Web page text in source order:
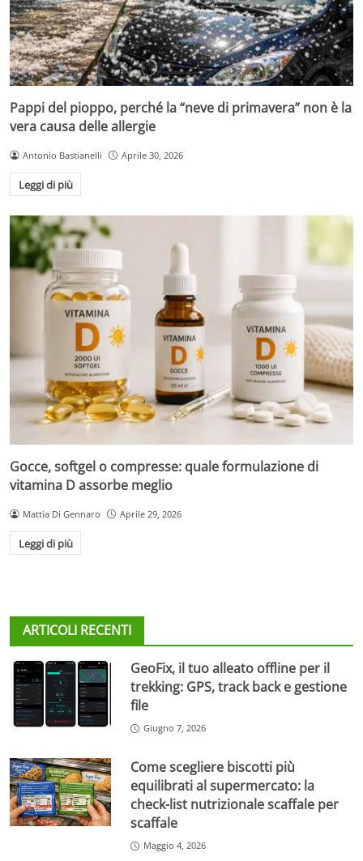
Pappi del pioppo, perché la “neve di primavera” non è la
vera causa delle allergie
Antonio Bastianelli Aprile 30, 2026
Leggi di più
Gocce, softgel o compresse: quale formulazione di
vitamina D assorbe meglio
Mattia Di Gennaro Aprile 29, 2026
Leggi di più
ARTICOLI RECENTI
GeoFix, il tuo alleato offline per il
trekking: GPS, track back e gestione
file
Giugno 7, 2026
Come scegliere biscotti più
equilibrati al supermercato: la
check-list nutrizionale scaffale per
scaffale
Maggio 4, 2026